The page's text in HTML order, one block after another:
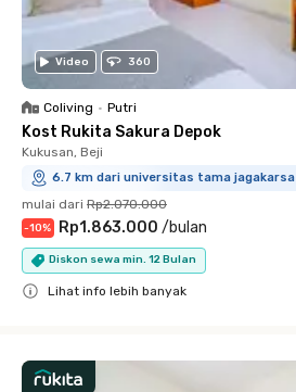
Video 360
Coliving • Putri
Kost Rukita Sakura Depok
Kukusan, Beji
6.7 km dari universitas tama jagakarsa
mulai dari Rp2.070.000
-10% Rp1.863.000 /bulan
Diskon sewa min. 12 Bulan
Lihat info lebih banyak